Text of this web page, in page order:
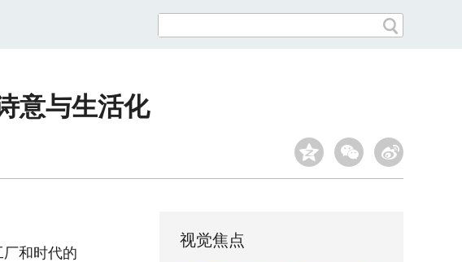
意与生活化
和时代的
视觉焦点